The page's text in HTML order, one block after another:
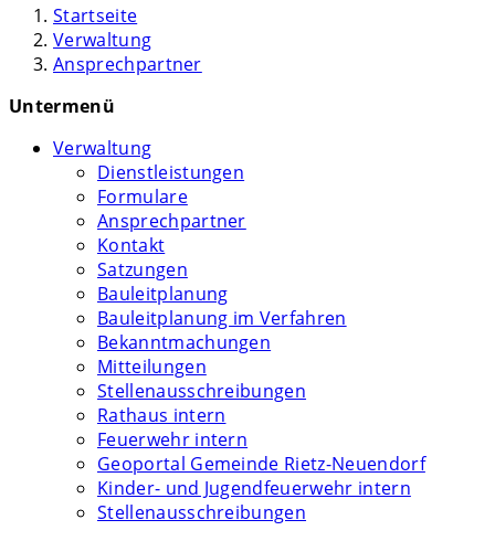
Startseite
Verwaltung
Ansprechpartner
Untermenü
Verwaltung
Dienstleistungen
Formulare
Ansprechpartner
Kontakt
Satzungen
Bauleitplanung
Bauleitplanung im Verfahren
Bekanntmachungen
Mitteilungen
Stellenausschreibungen
Rathaus intern
Feuerwehr intern
Geoportal Gemeinde Rietz-Neuendorf
Kinder- und Jugendfeuerwehr intern
Stellenausschreibungen